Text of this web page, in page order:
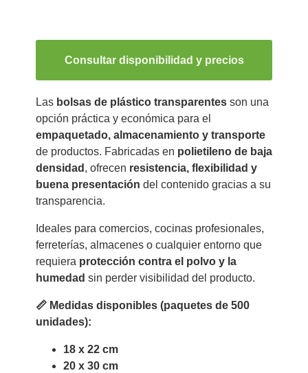
Consultar disponibilidad y precios
Las bolsas de plástico transparentesson una
opción práctica y económica para el
empaquetado, almacenamiento y transporte
de productos. Fabricadas en polietileno de baja
densidad , ofrecen resistencia, flexibilidad y
buena presentación del contenido gracias a su
transparencia.
Ideales para comercios, cocinas profesionales,
ferreterías, almacenes o cualquier entorno que
requiera protección contra el polvo y la
humedad sin perder visibilidad del producto.
📏 Medidas disponibles (paquetes de 500
unidades):
18 x 22 cm
20 x 30 cm